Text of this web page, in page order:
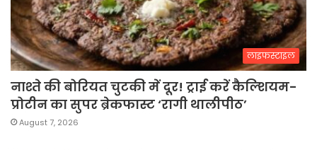
लाइफस्टाइल
नाश्ते की बोरियत चुटकी में दूर! ट्राई करें कैल्शियम-
प्रोटीन का सुपर ब्रेकफास्ट ‘रागी थालीपीठ’
August 7, 2026